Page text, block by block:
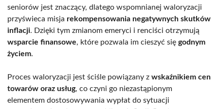
seniorów jest znaczący, dlatego wspomnianej waloryzacji
przyświeca misja rekompensowania negatywnych skutków
inflacji. Dzięki tym zmianom emeryci i renciści otrzymują
wsparcie finansowe, które pozwala im cieszyć się godnym
życiem.
Proces waloryzacji jest ściśle powiązany z wskaźnikiem cen
towarów oraz usług, co czyni go niezastąpionym
elementem dostosowywania wypłat do sytuacji